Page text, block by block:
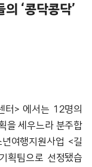
‘콩닥콩닥’
터> 에서는 12명의
을 세우느라 분주합
여행지원사업 <길
획팀으로 선정됐습